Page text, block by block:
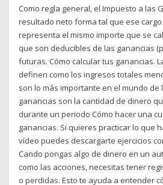
Como regla general, el Impuesto a las
resultado neto forma tal que ese
representa el mismo importe que se
que son deducibles de las ganancias
futuras. Cómo calcular tus ganancias.
definen como los ingresos totales
son lo más importante en el mundo de
ganancias son la cantidad de dinero
durante un periodo Cómo hacer una
ganancias. Si quieres practicar lo que
vídeo puedes descargarte ejercicios
Cando pongas algo de dinero en un
como las acciones, necesitas tener
o perdidas. Esto te ayuda a entender